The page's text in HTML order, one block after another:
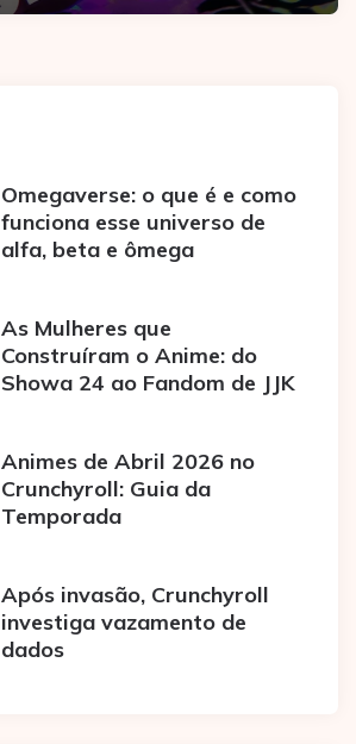
Omegaverse: o que é e como
funciona esse universo de
alfa, beta e ômega
As Mulheres que
Construíram o Anime: do
Showa 24 ao Fandom de JJK
Animes de Abril 2026 no
Crunchyroll: Guia da
Temporada
Após invasão, Crunchyroll
investiga vazamento de
dados